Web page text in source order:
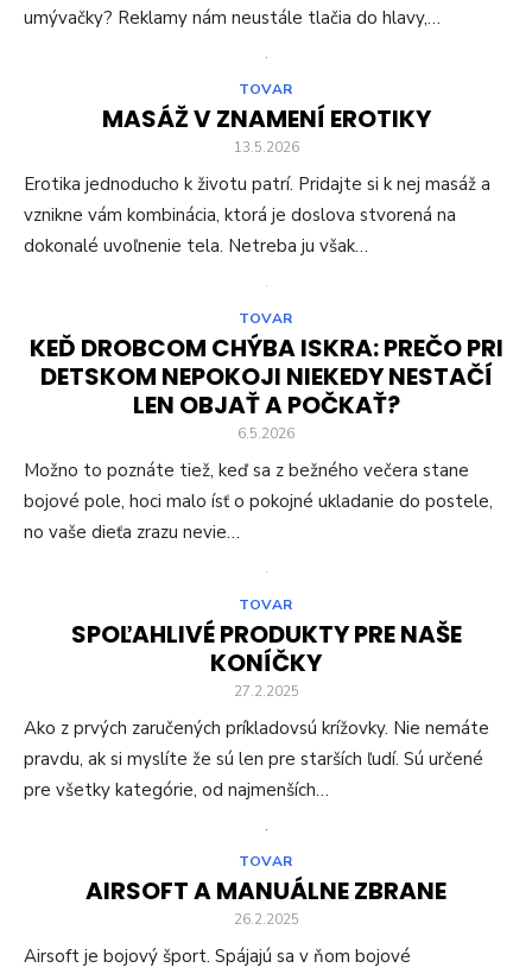
umývačky? Reklamy nám neustále tlačia do hlavy,…
TOVAR
MASÁŽ V ZNAMENÍ EROTIKY
13.5.2026
Erotika jednoducho k životu patrí. Pridajte si k nej masáž a
vznikne vám kombinácia, ktorá je doslova stvorená na
dokonalé uvoľnenie tela. Netreba ju však…
TOVAR
KEĎ DROBCOM CHÝBA ISKRA: PREČO PRI
DETSKOM NEPOKOJI NIEKEDY NESTAČÍ
LEN OBJAŤ A POČKAŤ?
6.5.2026
Možno to poznáte tiež, keď sa z bežného večera stane
bojové pole, hoci malo ísť o pokojné ukladanie do postele,
no vaše dieťa zrazu nevie…
TOVAR
SPOĽAHLIVÉ PRODUKTY PRE NAŠE
KONÍČKY
27.2.2025
Ako z prvých zaručených príkladovsú krížovky. Nie nemáte
pravdu, ak si myslíte že sú len pre starších ľudí. Sú určené
pre všetky kategórie, od najmenších…
TOVAR
AIRSOFT A MANUÁLNE ZBRANE
26.2.2025
Airsoft je bojový šport. Spájajú sa v ňom bojové